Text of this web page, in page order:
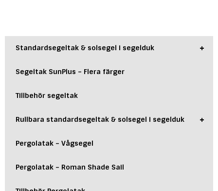
+
Standardsegeltak & solsegel i segelduk
Segeltak SunPlus – Flera färger
Tillbehör segeltak
+
Rullbara standardsegeltak & solsegel i segelduk
Pergolatak – Vågsegel
Pergolatak – Roman Shade Sail